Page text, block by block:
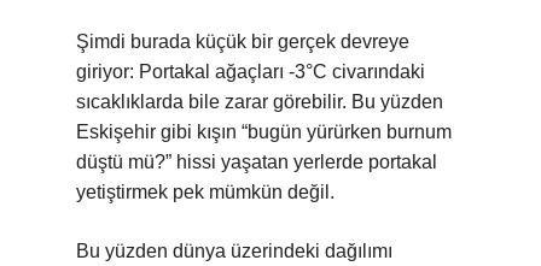
Şimdi burada küçük bir gerçek devreye
giriyor: Portakal ağaçları -3°C civarındaki
sıcaklıklarda bile zarar görebilir. Bu yüzden
Eskişehir gibi kışın “bugün yürürken burnum
düştü mü?” hissi yaşatan yerlerde portakal
yetiştirmek pek mümkün değil.
Bu yüzden dünya üzerindeki dağılımı